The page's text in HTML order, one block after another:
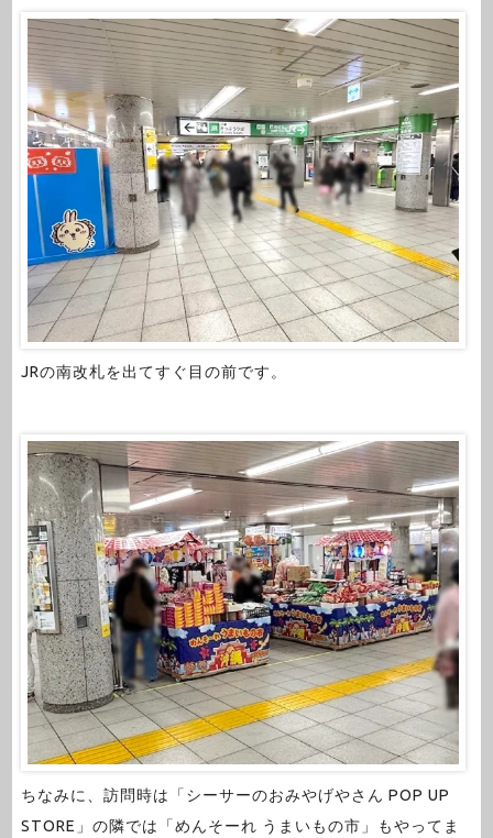
JRの南改札を出てすぐ目の前です。
ちなみに、訪問時は「シーサーのおみやげやさん POP UP
STORE」の隣では「めんそーれ うまいもの市」もやってま